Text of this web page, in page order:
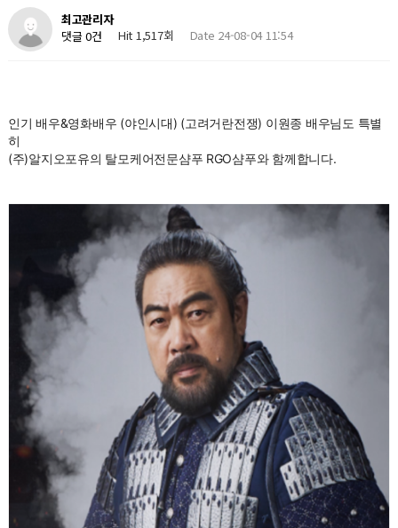
최고관리자
댓글 0건
Hit 1,517회 Date 24-08-04 11:54
인기 배우&영화배우 (야인시대) (고려거란전쟁) 이원종 배우님도 특별
히
(주)알지오포유의 탈모케어전문샴푸 RGO샴푸와 함께합니다.